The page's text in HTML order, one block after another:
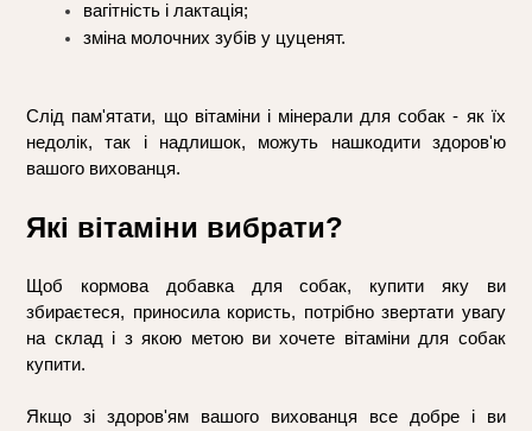
вагітність і лактація;
зміна молочних зубів у цуценят.
Слід пам'ятати, що вітаміни і мінерали для собак - як їх
недолік, так і надлишок, можуть нашкодити здоров'ю
вашого вихованця.
Які вітаміни вибрати?
Щоб кормова добавка для собак, купити яку ви
збираєтеся, приносила користь, потрібно звертати увагу
на склад і з якою метою ви хочете вітаміни для собак
купити.
Якщо зі здоров'ям вашого вихованця все добре і ви